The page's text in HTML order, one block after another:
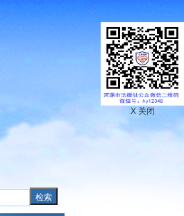
X 关闭